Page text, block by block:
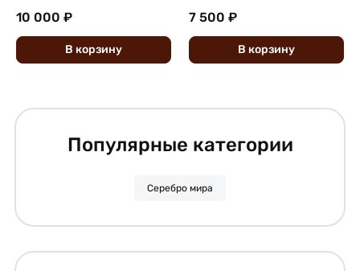
10 000 ₽
В корзину
7 500 ₽
В корзину
Популярные категории
Серебро мира